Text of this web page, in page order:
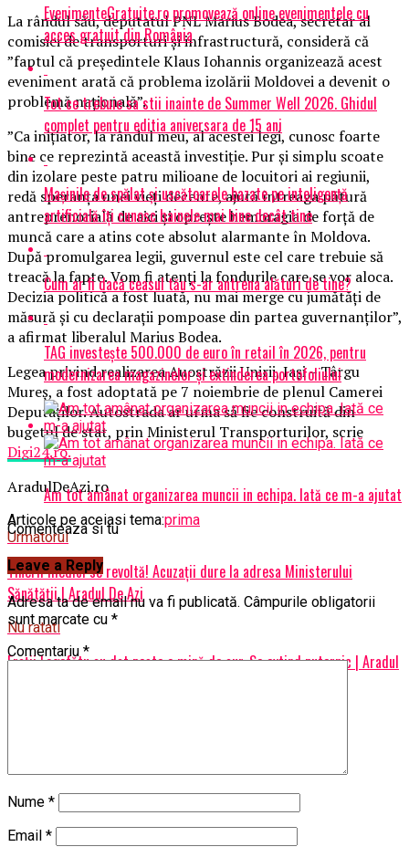
La rândul său, deputatul PNL Marius Bodea, secretar al
comisiei de transporturi şi infrastructură, consideră că
”faptul că preşedintele Klaus Iohannis organizează acest
eveniment arată că problema izolării Moldovei a devenit o
problemă naţională”.
”Ca iniţiator, la rândul meu, al acestei legi, cunosc foarte
bine ce reprezintă această investiţie. Pur şi simplu scoate
din izolare peste patru milioane de locuitori ai regiunii,
redă speranţa unei vieţi decente, ajută întreaga pătură
antreprenorială de aici şi opreşte hemoragia de forţă de
muncă care a atins cote absolut alarmante în Moldova.
După promulgarea legii, guvernul este cel care trebuie să
treacă la fapte. Vom fi atenţi la fondurile care se vor aloca.
Decizia politică a fost luată, nu mai merge cu jumătăţi de
măsură şi cu declaraţii pompoase din partea guvernanţilor”,
a afirmat liberalul Marius Bodea.
Legea privind realizarea Auostrăzii Unirii, Iaşi – Târgu
Mureş, a fost adoptată pe 7 noiembrie de plenul Camerei
Deputaţilor. Autostrada ar urma să fie construită din
bugetul de stat, prin Ministerul Transporturilor, scrie
Digi24.ro.
AradulDeAzi.ro
Articole pe aceiasi tema:prima
Urmatorul
Tinerii medici se revoltă! Acuzații dure la adresa Ministerului
Sănătății | Aradul De Azi
Nu ratati
Fraţii Logofătu au dat peste o mină de aur. Se extind puternic | Aradul
EvenimenteGratuite.ro promovează online evenimentele cu
acces gratuit din România
Tot ce trebuie sa stii inainte de Summer Well 2026. Ghidul
complet pentru editia aniversara de 15 ani
Mașinile de spălat și uscătoarele bazate pe inteligență
artificială îți cunosc hainele mai bine decât tine
Cum ar fi dacă ceasul tău s-ar antrena alături de tine?
TAG investește 500.000 de euro în retail în 2026, pentru
modernizarea magazinelor și extinderea portofoliului
Am tot amânat organizarea muncii in echipa. Iată ce m-a ajutat
Comenteaza si tu
Leave a Reply
Adresa ta de email nu va fi publicată. Câmpurile obligatorii
sunt marcate cu *
Comentariu *
Nume *
Email *